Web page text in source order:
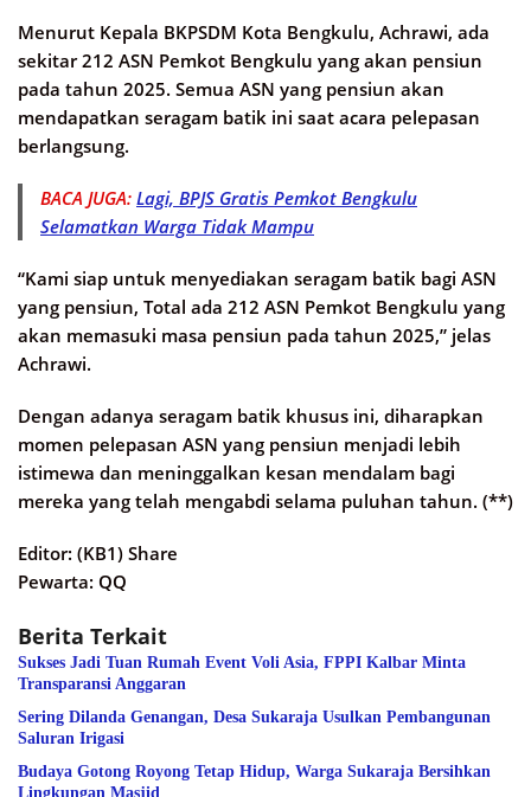
Menurut Kepala BKPSDM Kota Bengkulu, Achrawi, ada
sekitar 212 ASN Pemkot Bengkulu yang akan pensiun
pada tahun 2025. Semua ASN yang pensiun akan
mendapatkan seragam batik ini saat acara pelepasan
berlangsung.
BACA JUGA: Lagi, BPJS Gratis Pemkot Bengkulu
Selamatkan Warga Tidak Mampu
“Kami siap untuk menyediakan seragam batik bagi ASN
yang pensiun, Total ada 212 ASN Pemkot Bengkulu yang
akan memasuki masa pensiun pada tahun 2025,” jelas
Achrawi.
Dengan adanya seragam batik khusus ini, diharapkan
momen pelepasan ASN yang pensiun menjadi lebih
istimewa dan meninggalkan kesan mendalam bagi
mereka yang telah mengabdi selama puluhan tahun. (**)
Editor: (KB1) Share
Pewarta: QQ
Berita Terkait
Sukses Jadi Tuan Rumah Event Voli Asia, FPPI Kalbar Minta
Transparansi Anggaran
Sering Dilanda Genangan, Desa Sukaraja Usulkan Pembangunan
Saluran Irigasi
Budaya Gotong Royong Tetap Hidup, Warga Sukaraja Bersihkan
Lingkungan Masjid